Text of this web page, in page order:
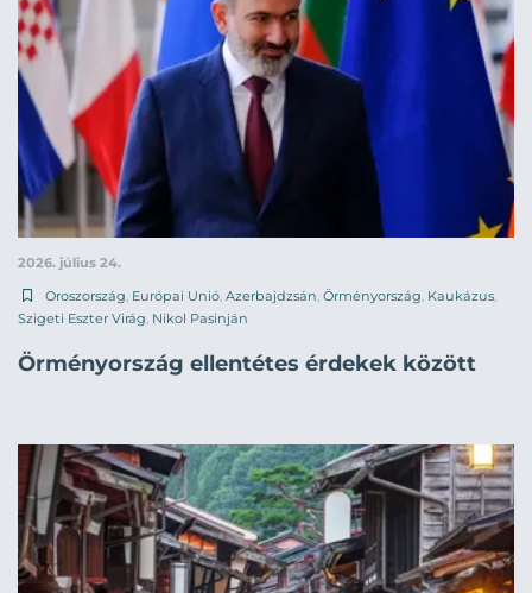
2026. július 24.
Oroszország Európai Unió Azerbajdzsán Örményország Kaukázus
Szigeti Eszter Virág Nikol Pasinján
Örményország ellentétes érdekek között